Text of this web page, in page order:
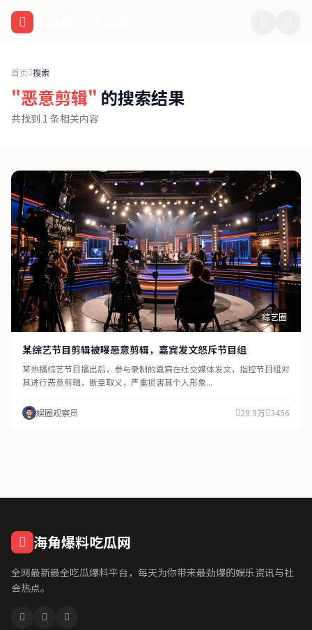
跳过导航
首页 搜索
"恶意剪辑" 的搜索结果
共找到 1 条相关内容
综艺圈
某综艺节目剪辑被曝恶意剪辑，嘉宾发文怒斥节目组
某热播综艺节目播出后，参与录制的嘉宾在社交媒体发文，指控节目组对
其进行恶意剪辑，断章取义，严重损害其个人形象...
娱圈观察员 29.9万 3456
海角爆料吃瓜网
全网最新最全吃瓜爆料平台，每天为你带来最劲爆的娱乐资讯与社
会热点。